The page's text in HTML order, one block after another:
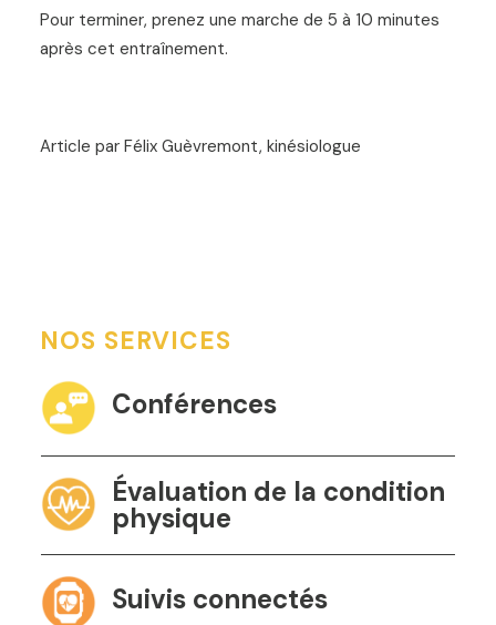
Pour terminer, prenez une marche de 5 à 10 minutes
après cet entraînement.
Article par Félix Guèvremont, kinésiologue
NOS SERVICES
Conférences
Évaluation de la condition
physique
Suivis connectés